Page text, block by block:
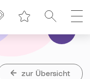
Suche
Freikartenauf Facebook
Instagram
zur Übersicht